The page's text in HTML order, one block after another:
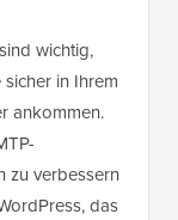
wichtig,
in Ihrem
ankommen.
zu verbessern
das